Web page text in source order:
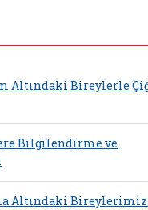
Altındaki Bireylerle
Bilgilendirme ve
Altındaki